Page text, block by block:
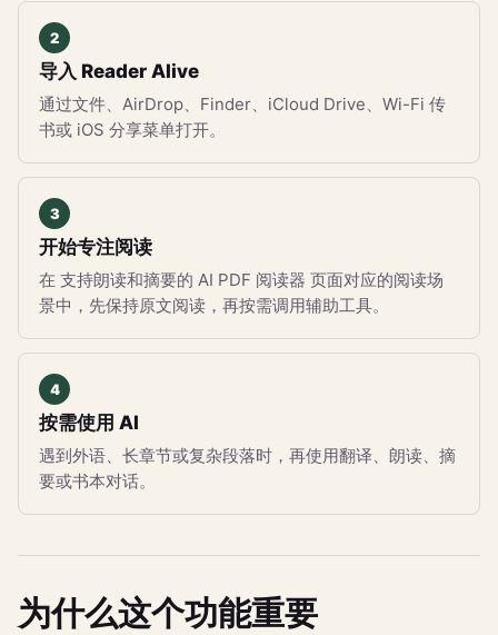
导入 Reader Alive
通过文件、AirDrop、Finder、iCloud Drive、Wi-Fi 传
书或 iOS 分享菜单打开。
开始专注阅读
在 支持朗读和摘要的 AI PDF 阅读器 页面对应的阅读场
景中，先保持原文阅读，再按需调用辅助工具。
按需使用 AI
遇到外语、长章节或复杂段落时，再使用翻译、朗读、摘
要或书本对话。
为什么这个功能重要